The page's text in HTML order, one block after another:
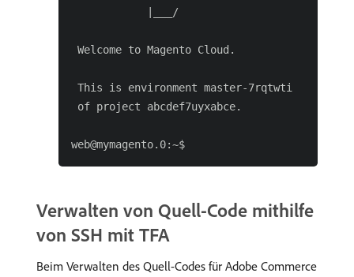
            |___/
Welcome to Magento Cloud.
This is environment master-7rqtwti
of project abcdef7uyxabce.
Verwalten von Quell-Code mithilfe
von SSH mit TFA
Beim Verwalten des Quell-Codes für Adobe Commerce